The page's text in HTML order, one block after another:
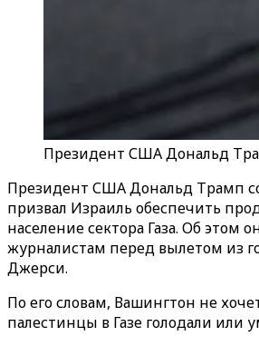
Президент США Дональд
Президент США Дональд Трамп
призвал Израиль обеспечить
население сектора Газа. Об этом
журналистам перед вылетом из
Джерси.
По его словам, Вашингтон не
палестинцы в Газе голодали или